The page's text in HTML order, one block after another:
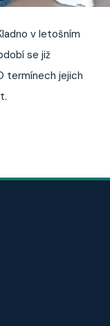
v letošním
se již
termínech jejich